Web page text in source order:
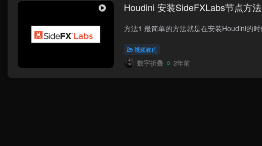
Houdini 安装SideFXLabs节点方法
视频教程
数字折叠 2年前